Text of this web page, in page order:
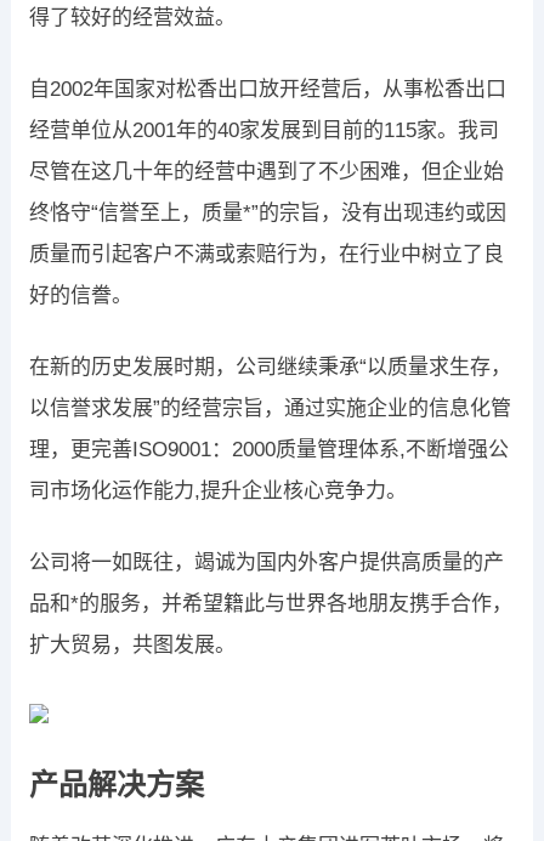
得了较好的经营效益。
自2002年国家对松香出口放开经营后，从事松香出口
经营单位从2001年的40家发展到目前的115家。我司
尽管在这几十年的经营中遇到了不少困难，但企业始
终恪守“信誉至上，质量*”的宗旨，没有出现违约或因
质量而引起客户不满或索赔行为，在行业中树立了良
好的信誊。
在新的历史发展时期，公司继续秉承“以质量求生存，
以信誉求发展”的经营宗旨，通过实施企业的信息化管
理，更完善ISO9001：2000质量管理体系,不断增强公
司市场化运作能力,提升企业核心竞争力。
公司将一如既往，竭诚为国内外客户提供高质量的产
品和*的服务，并希望籍此与世界各地朋友携手合作，
扩大贸易，共图发展。
产品解决方案